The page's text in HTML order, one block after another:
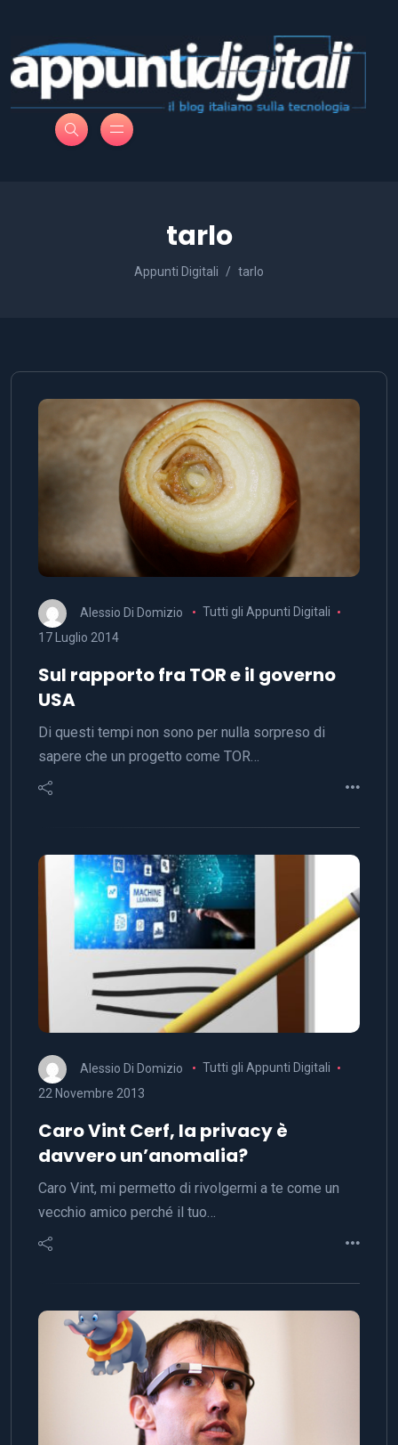
tarlo
Appunti Digitali tarlo
Alessio Di Domizio
Tutti gli Appunti Digitali
17 Luglio 2014
Sul rapporto fra TOR e il governo
USA
Di questi tempi non sono per nulla sorpreso di
sapere che un progetto come TOR…
Alessio Di Domizio
Tutti gli Appunti Digitali
22 Novembre 2013
Caro Vint Cerf, la privacy è
davvero un’anomalia?
Caro Vint, mi permetto di rivolgermi a te come un
vecchio amico perché il tuo…